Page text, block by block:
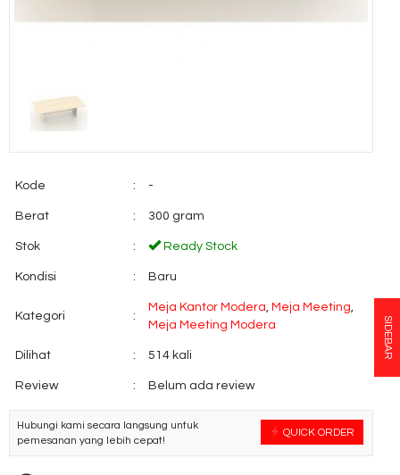
Kode : -
Berat : 300 gram
Stok : Ready Stock
Kondisi : Baru
Kategori :
Meja Kantor Modera, Meja Meeting,
Meja Meeting Modera
Dilihat : 514 kali
Review : Belum ada review
QUICK ORDER
Hubungi kami secara langsung untuk
pemesanan yang lebih cepat!
SIDEBAR